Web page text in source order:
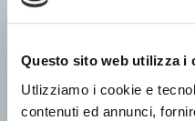
Questo sito web utilizza i
Utlizziamo i cookie e
contenuti ed annunci,